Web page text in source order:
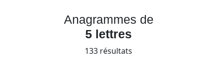
Anagrammes de
5 lettres
133 résultats